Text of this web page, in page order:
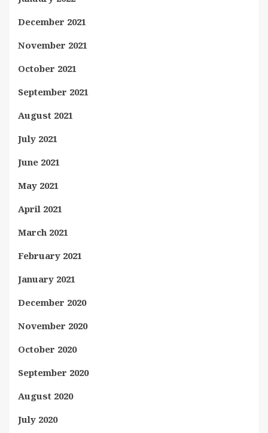
December 2021
November 2021
October 2021
September 2021
August 2021
July 2021
June 2021
May 2021
April 2021
March 2021
February 2021
January 2021
December 2020
November 2020
October 2020
September 2020
August 2020
July 2020